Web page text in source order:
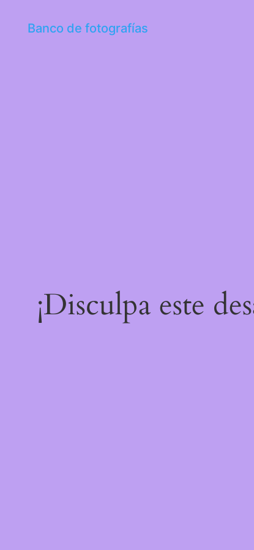
Banco de fotografías
¡Disculpa este